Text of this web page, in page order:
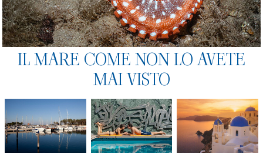
IL MARE COME NON LO AVETE
MAI VISTO